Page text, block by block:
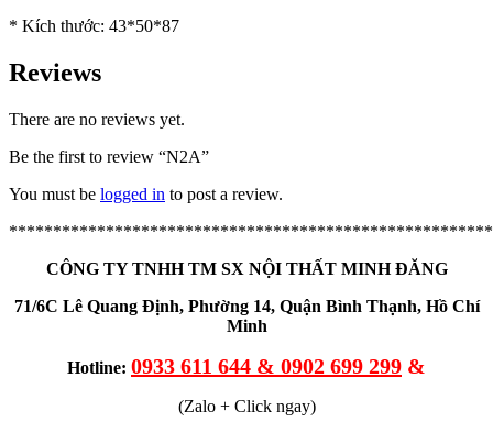
* Kích thước: 43*50*87
Reviews
There are no reviews yet.
Be the first to review “N2A”
You must be logged in to post a review.
CÔNG TY TNHH TM SX NỘI THẤT MINH ĐĂNG
71/6C Lê Quang Định, Phường 14, Quận Bình Thạnh, Hồ Chí
Minh
Hotline: 0933 611 644 & 0902 699 299 &
(Zalo + Click ngay)